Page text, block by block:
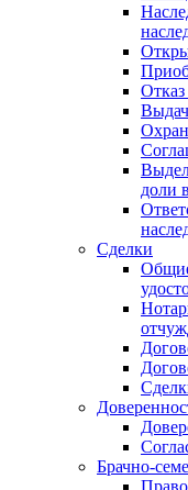
Отказ
доли
Сделки
Брачно-